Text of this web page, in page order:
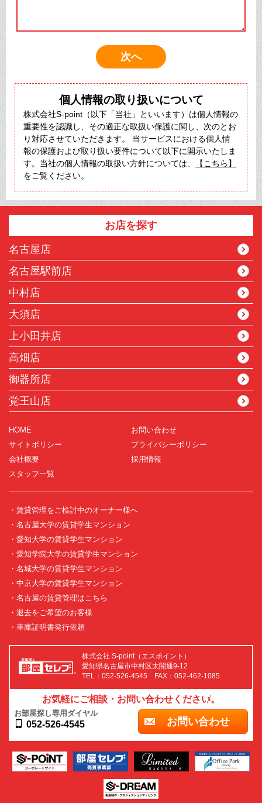
個人情報の取り扱いについて
株式会社S-point（以下「当社」といいます）は個人情報の
重要性を認識し、その適正な取扱い保護に関し、次のとお
り対応させていただきます。 当サービスにおける個人情
報の保護および取り扱い要件について以下に開示いたしま
す。当社の個人情報の取扱い方針については、
【こちら】
をご覧ください。
お店を探す
名古屋店
名古屋駅前店
中村店
大須店
上小田井店
高畑店
御器所店
覚王山店
HOME
お問い合わせ
サイトポリシー
プライバシーポリシー
会社概要
採用情報
スタッフ一覧
・賃貸管理をご検討中のオーナー様へ
・名古屋大学の賃貸学生マンション
・愛知大学の賃貸学生マンション
・愛知学院大学の賃貸学生マンション
・名城大学の賃貸学生マンション
・中京大学の賃貸学生マンション
・名古屋の賃貸管理はこちら
・退去をご希望のお客様
・車庫証明書発行依頼
株式会社 S-point（エスポイント）
愛知県名古屋市中村区太閤通9-12
TEL：052-526-4545 FAX：052-462-1085
お気軽にご相談・お問い合わせください。
お部屋探し専用ダイヤル
052-526-4545 お問い合わせ